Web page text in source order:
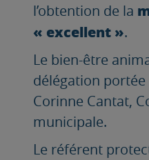
l’obtention de la
« excellent ».
Le bien-être
délégation
Corinne Cantat,
municipale.
Le référent